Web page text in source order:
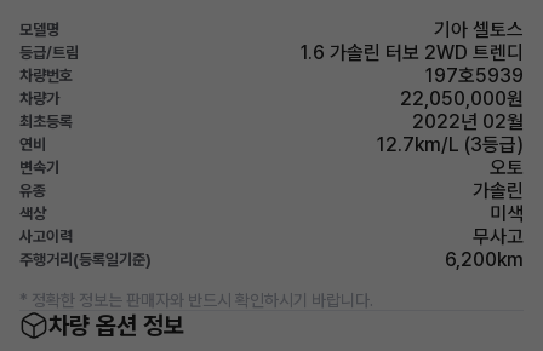
모델명 기아 셀토스
등급/트림 1.6 가솔린 터보 2WD 트렌디
차량번호 197호5939
차량가 22,050,000원
최초등록 2022년 02월
연비 12.7km/L (3등급)
변속기 오토
유종 가솔린
색상 미색
사고이력 무사고
주행거리(등록일기준) 6,200km
* 정확한 정보는 판매자와 반드시 확인하시기 바랍니다.
차량 옵션 정보